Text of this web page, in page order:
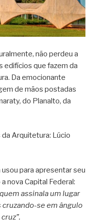
não perdeu a
edifícios que fazem da
Da emocionante
de mãos postadas
do Planalto, da
Arquitetura: Lúcio
para apresentar seu
nova Capital Federal:
assinala um lugar
cruzando-se em ângulo